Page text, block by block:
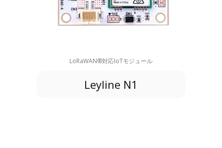
LoRaWAN®対応IoTモジュール
Leyline N1